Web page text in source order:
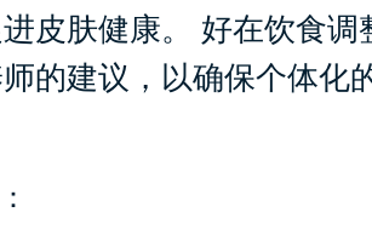
皮肤健康。 好在饮食调
的建议，以确保个体化